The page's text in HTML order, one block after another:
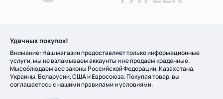
Удачных покупок!
Внимание: Наш магазин предоставляет только информационные
услуги, мы не взламываем аккаунты и не продаем краденные.
Мысоблюдаем все законы Российской Федерации, Казахстана,
Украины, Беларусии, США и Евросоюза. Покупая товар, вы
соглашаетесь с нашими правилами и условиями.